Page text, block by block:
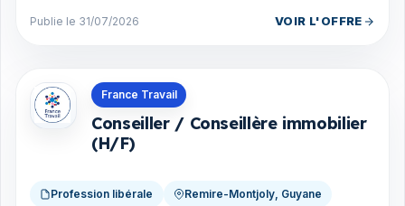
Publie le 31/07/2026 VOIR L'OFFRE
France Travail
Conseiller / Conseillère immobilier
(H/F)
Profession libérale Remire-Montjoly, Guyane
Offres en Guyane